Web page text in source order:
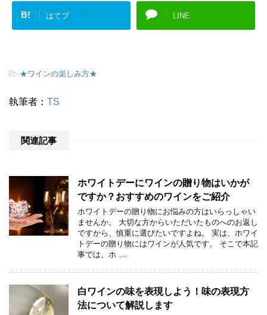
B! はてブ LINE
-★ワインの楽しみ方★
執筆者： TS
関連記事
ホワイトデーにワインの贈り物はいかが
ですか？おすすめのワインをご紹介
ホワイトデーの贈り物にお悩みの方はいらっしゃい
ませんか。 大切な方からいただいたものへのお返し
ですから、慎重に選びたいですよね。 実は、ホワイ
トデーの贈り物にはワインが人気です。 そこで本記
事では、ホ …
白ワインの味を表現しよう！味の表現方
法について解説します